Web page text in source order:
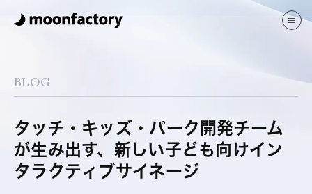
ブログ
会社案内
JP EN
BLOG
タッチ・キッズ・パーク開発チーム
が生み出す、新しい子ども向けイン
タラクティブサイネージ